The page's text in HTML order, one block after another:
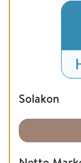
Solakon